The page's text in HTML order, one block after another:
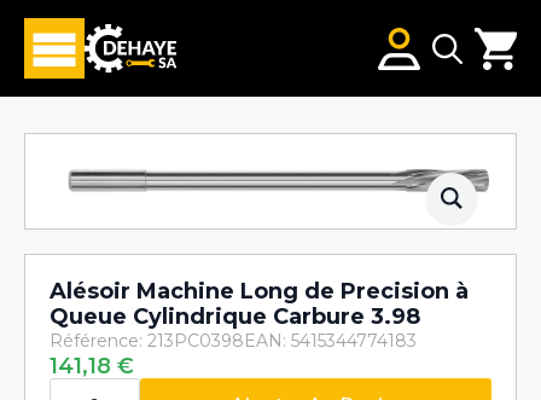
Alésoir Machine Long de Precision à
Queue Cylindrique Carbure 3.98
Référence: 213PC0398EAN: 5415344774183
141,18 €
quantité